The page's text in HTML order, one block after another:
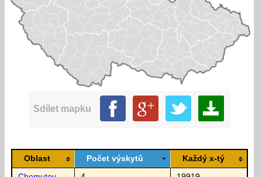
Sdílet mapku
Oblast Počet výskytů Každý x-tý